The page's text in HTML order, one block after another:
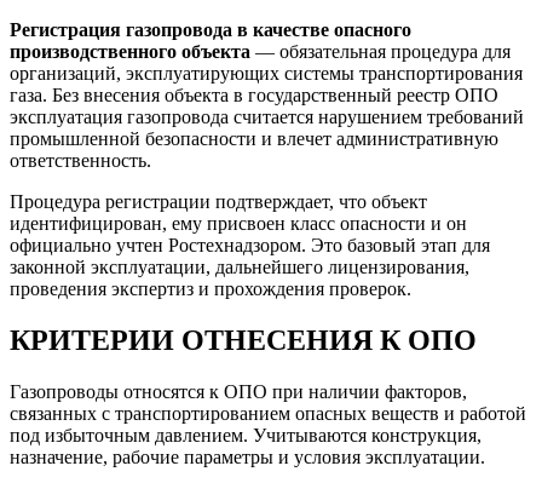
Регистрация газопровода в качестве опасного
производственного объекта — обязательная процедура для
организаций, эксплуатирующих системы транспортирования
газа. Без внесения объекта в государственный реестр ОПО
эксплуатация газопровода считается нарушением требований
промышленной безопасности и влечет административную
ответственность.
Процедура регистрации подтверждает, что объект
идентифицирован, ему присвоен класс опасности и он
официально учтен Ростехнадзором. Это базовый этап для
законной эксплуатации, дальнейшего лицензирования,
проведения экспертиз и прохождения проверок.
КРИТЕРИИ ОТНЕСЕНИЯ К ОПО
Газопроводы относятся к ОПО при наличии факторов,
связанных с транспортированием опасных веществ и работой
под избыточным давлением. Учитываются конструкция,
назначение, рабочие параметры и условия эксплуатации.